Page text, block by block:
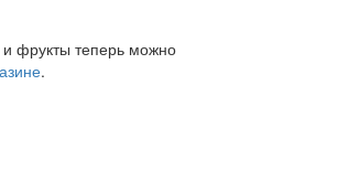
фрукты теперь можно
.